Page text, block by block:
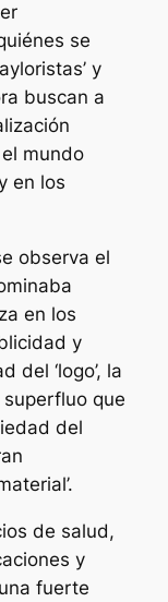
se
y
buscan a
mundo
en los
observa el
en los
y
del ‘logo’, la
superfluo que
del
de salud,
y
fuerte